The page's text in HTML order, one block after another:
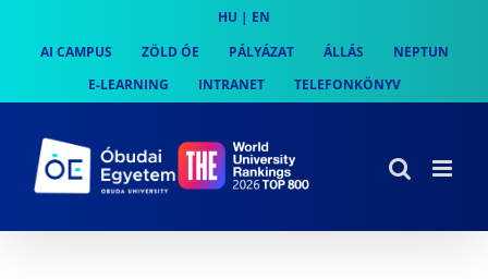
content
HU | EN
AI CAMPUS
ZÖLD ÓE PÁLYÁZAT ÁLLÁS
NEPTUN
E-LEARNING
INTRANET TELEFONKÖNYV